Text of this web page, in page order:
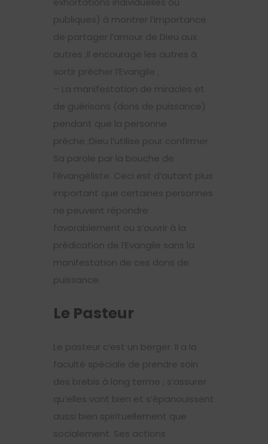
publiques) à montrer l’importance
de partager l’amour de Dieu aux
autres ;il encourage les autres à
sortir prêcher l’Evangile ;
– La manifestation de miracles et
de guérisons (dons de puissance)
pendant que la personne
prêche ;Dieu l’utilise pour confirmer
Sa parole par la bouche de
l’évangéliste. Ceci est d’autant plus
important que certaines personnes
ne peuvent répondre
favorablement ou s’ouvrir à la
prédication de l’Evangile sans la
manifestation de ces dons de
puissance.
Le Pasteur
Le pasteur c’est un berger. Il a la
faculté spéciale de prendre soin
des brebis à long terme ; s’assurer
qu’elles vont bien et s’épanouissent
aussi bien spirituellement que
socialement. Ses actions